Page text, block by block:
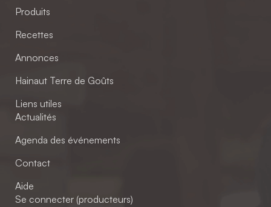
Produits
Recettes
Annonces
Hainaut Terre de Goûts
Liens utiles
Actualités
Agenda des événements
Contact
Aide
Se connecter (producteurs)